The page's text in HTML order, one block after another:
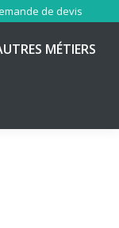
de devis
MÉTIERS